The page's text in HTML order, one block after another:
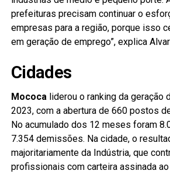
prefeituras precisam continuar o
empresas para a região, porque isso
em geração de emprego”, explica
Cidades
Mococa liderou o ranking da geração
2023, com a abertura de 660 postos
No acumulado dos 12 meses foram
7.354 demissões. Na cidade, o
majoritariamente da Indústria, que
profissionais com carteira assinada ao